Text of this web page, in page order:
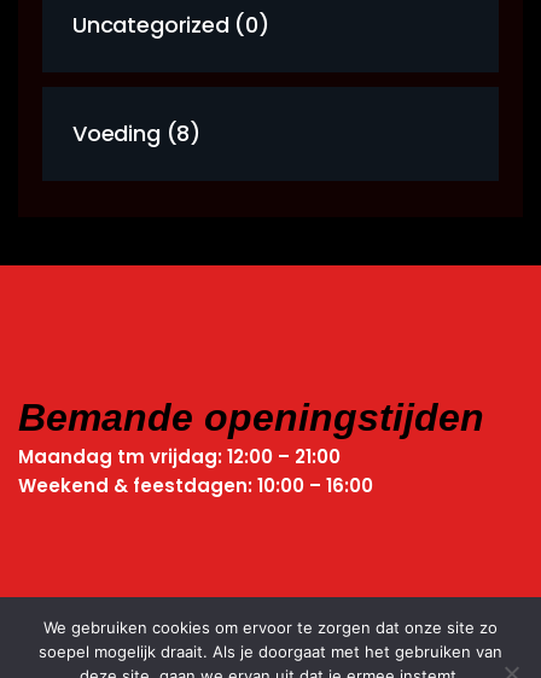
Uncategorized (0)
Voeding (8)
Bemande openingstijden
Maandag tm vrijdag: 12:00 – 21:00
Weekend & feestdagen: 10:00 – 16:00
We gebruiken cookies om ervoor te zorgen dat onze site zo
soepel mogelijk draait. Als je doorgaat met het gebruiken van